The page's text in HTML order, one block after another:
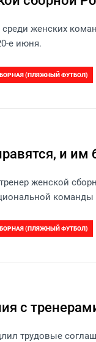
среди женских
е июня.
(ПЛЯЖНЫЙ ФУТБОЛ)
и им
женской
команды
(ПЛЯЖНЫЙ ФУТБОЛ)
с
трудовые